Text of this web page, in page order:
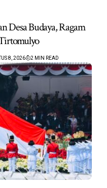
Desa Budaya, Ragam
8, 2026 2 MIN READ